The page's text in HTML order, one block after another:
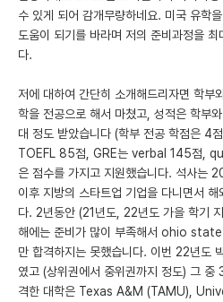
재팬라운지 🌸
수 있게 되어 감개무량하네요. 미국 유학
도움이 되기를 바라며 저의 준비과정을
다.
저에 대하여 간단히 소개해드리자면 학부
학을 전공으로 해서 마쳤고, 성적은 학부
대 정도 받았습니다 (학부 전공 학점은 4
TOEFL 85점, GRE는 verbal 145점,
은 점수를 가지고 지원했습니다. 석사는
이후 지방의 스타트업 기업을 다니면서 해
다. 2년동안 (21년도, 22년도 가을 학기
해에는 준비가 많이 부족해서 ohio
만 합격하지는 못했습니다. 이번 22년도
였고 (상위권에서 중위권까지 정도) 그 중
격한 대학은 Texas A&M (TAMU),